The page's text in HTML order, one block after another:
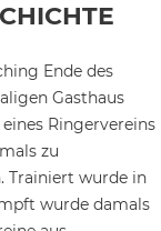
Ende des
Gasthaus
Ringervereins
zu
Trainiert wurde in
wurde damals